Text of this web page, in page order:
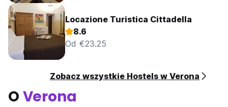
Locazione Turistica Cittadella
8.6
Od €23.25
Zobacz wszystkie Hostels w Verona
O Verona